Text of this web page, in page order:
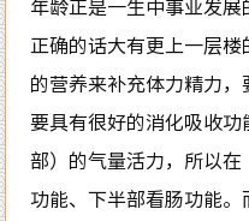
年龄正是一生中事业发
正确的话大有更上一层
的营养来补充体力精力
要具有很好的消化吸收
部）的气量活力，所以
功能、下半部看肠功能